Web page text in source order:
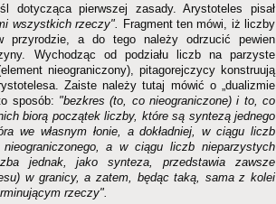
pierwszej zasady. Arystoteles pisał
wszystkich rzeczy".
Fragment ten mówi, iż liczby
przyrodzie, a do tego należy odrzucić pewien
Wychodząc od podziału liczb na parzyste
nieograniczony), pitagorejczycy konstruują
Zaiste należy tutaj mówić o „dualizmie
sposób: "bezkres (to, co nieograniczone) i to, co
biorą początek liczby, które są syntezą jednego
we własnym łonie, a dokładniej, w ciągu liczb
a w ciągu liczb nieparzystych
jednak, jako synteza, przedstawia zawsze
w granicy, a zatem, będąc taką, sama z kolei
rzeczy".